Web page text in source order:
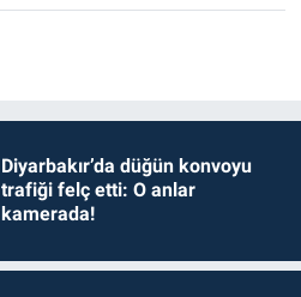
Diyarbakır’da düğün konvoyu
trafiği felç etti: O anlar
kamerada!